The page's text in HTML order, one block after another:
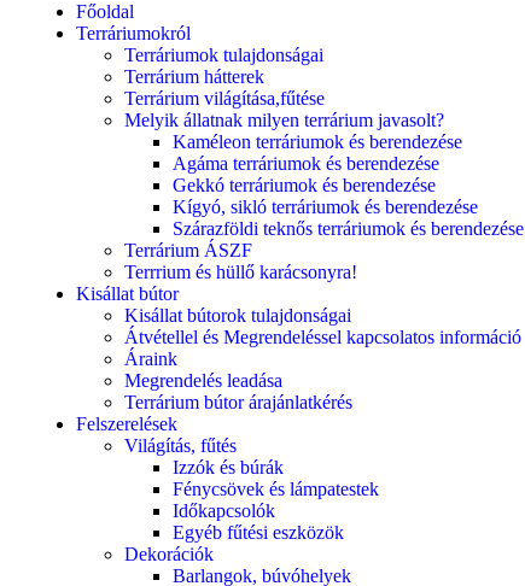
Főoldal
Terráriumokról
Terráriumok tulajdonságai
Terrárium hátterek
Terrárium világítása,fűtése
Melyik állatnak milyen terrárium javasolt?
Kaméleon terráriumok és berendezése
Agáma terráriumok és berendezése
Gekkó terráriumok és berendezése
Kígyó, sikló terráriumok és berendezése
Szárazföldi teknős terráriumok és berendezése
Terrárium ÁSZF
Terrrium és hüllő karácsonyra!
Kisállat bútor
Kisállat bútorok tulajdonságai
Átvétellel és Megrendeléssel kapcsolatos információ
Áraink
Megrendelés leadása
Terrárium bútor árajánlatkérés
Felszerelések
Világítás, fűtés
Izzók és búrák
Fénycsövek és lámpatestek
Időkapcsolók
Egyéb fűtési eszközök
Dekorációk
Barlangok, búvóhelyek